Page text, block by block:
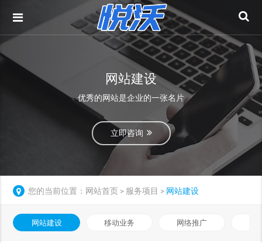
网站建设
优秀的网站是企业的一张名片
立即咨询
您的当前位置： 网站首页 > 服务项目 > 网站建设
网站建设 移动业务 网络推广